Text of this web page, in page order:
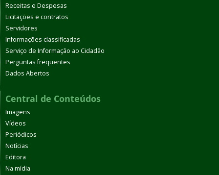
Receitas e Despesas
Licitações e contratos
Servidores
Informações classificadas
Serviço de Informação ao Cidadão
Perguntas frequentes
Dados Abertos
Central de Conteúdos
Imagens
Vídeos
Periódicos
Notícias
Editora
Na mídia